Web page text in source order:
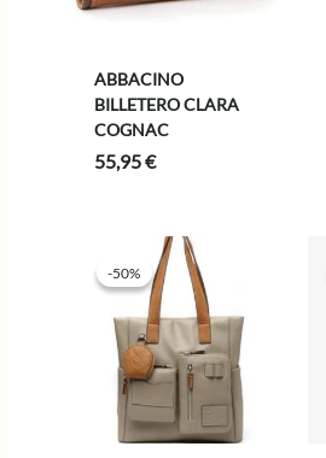
ABBACINO
BILLETERO CLARA
COGNAC
55,95€
-50%
-50%